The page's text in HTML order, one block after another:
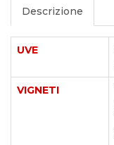
Descrizione
UVE
VIGNETI